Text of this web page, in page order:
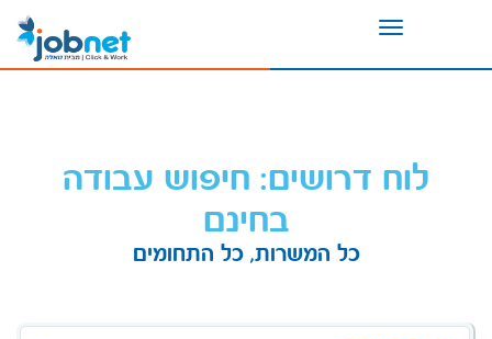
Toggle
לוח דרושים: חיפוש עבודה
בחינם
כל המשרות, כל התחומים